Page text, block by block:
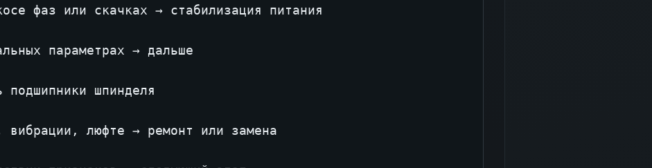
фаз или скачках → стабилизация питания
параметрах → дальше
подшипники шпинделя
вибрации, люфте → ремонт или замена